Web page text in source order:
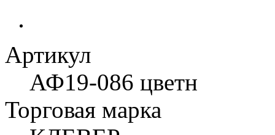
Артикул
АФ19-086 цветн
Торговая марка